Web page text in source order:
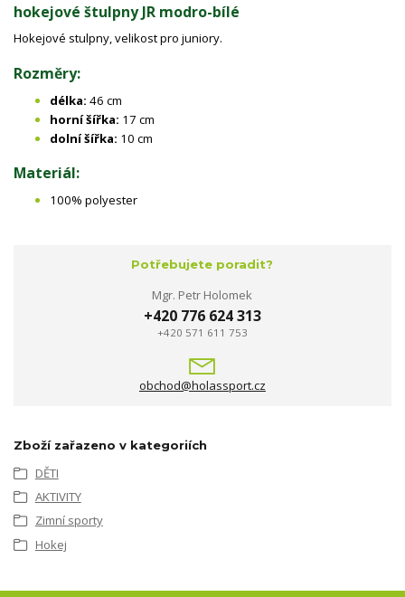
hokejové štulpny JR modro-bílé
Hokejové stulpny, velikost pro juniory.
Rozměry:
délka: 46 cm
horní šířka: 17 cm
dolní šířka: 10 cm
Materiál:
100% polyester
Potřebujete poradit?
Mgr. Petr Holomek
+420 776 624 313
+420 571 611 753
obchod@holassport.cz
Zboží zařazeno v kategoriích
DĚTI
AKTIVITY
Zimní sporty
Hokej